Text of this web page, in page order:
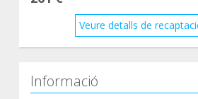
Veure detalls de
Informació